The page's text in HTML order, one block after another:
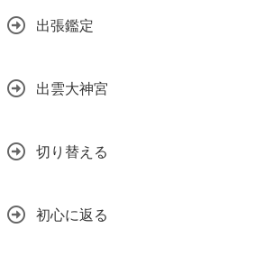
出張鑑定
出雲大神宮
切り替える
初心に返る